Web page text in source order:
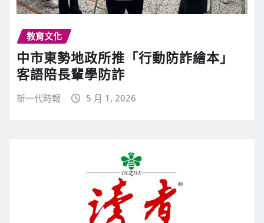
教育文化
中市東勢地政所推「行動防詐繪本」
客語陪長輩學防詐
新一代時報 5 月 1, 2026